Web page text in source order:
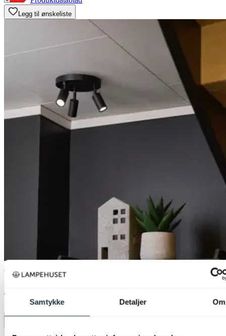
Samtykke Detaljer Om
Legg til ønskeliste
Nova Value
Mino takspot sort 3lys
kr 499,-